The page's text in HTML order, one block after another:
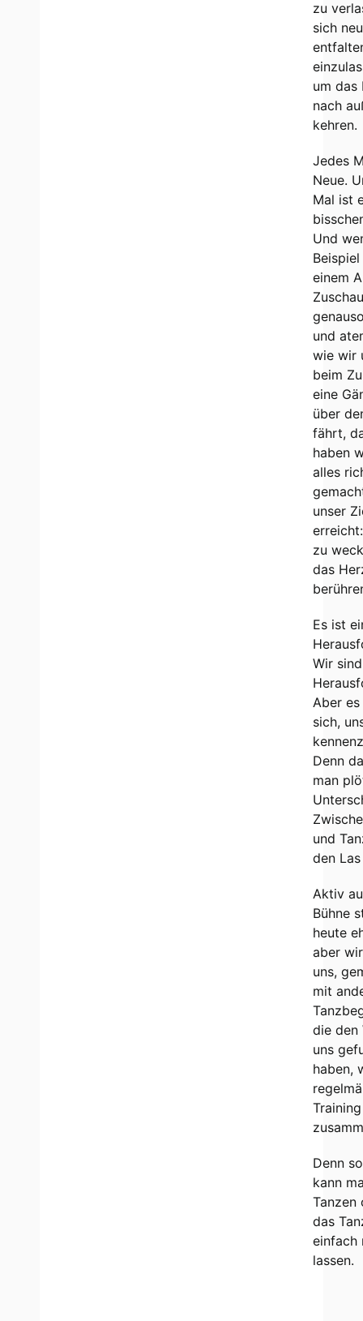
zu
sich
um das
nach
kehren.
Jedes
Neue.
Mal ist
Und
einem
und
wie wir
beim
eine
über
fährt,
haben
alles
unser
zu
das
Es ist
Wir
Aber
sich,
Denn
man
und
den
Aktiv
Bühne
heute
aber
uns,
mit
die den
uns
haben,
Training
Denn
kann
Tanzen
das
einfach
lassen.